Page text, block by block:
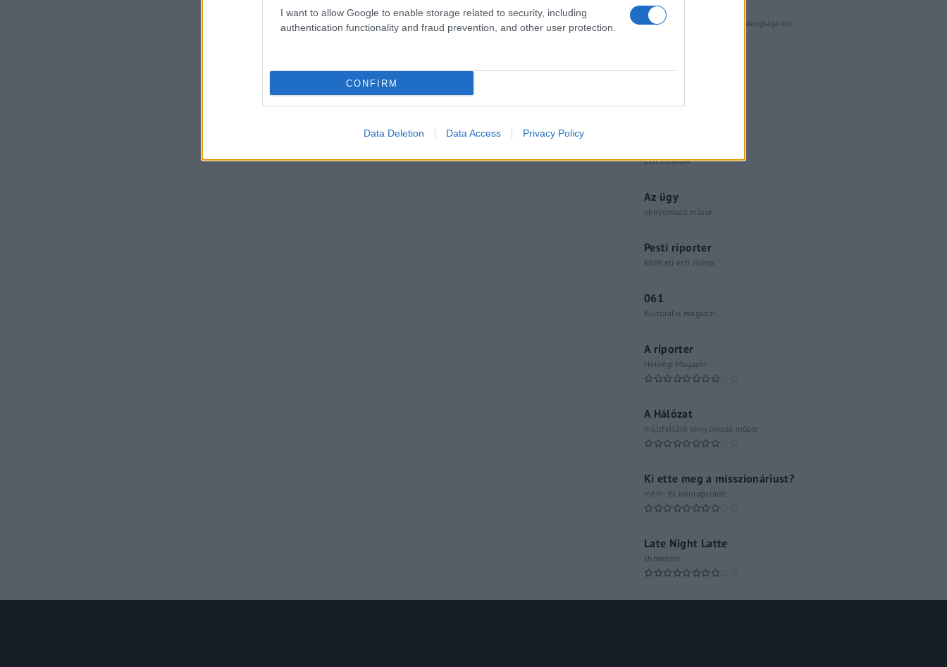
I want to allow Google to enable storage related to security, including
authentication functionality and fraud prevention, and other user protection.
CONFIRM
Data Deletion Data Access Privacy Policy
Számok és tények
elemző műsor a baloldal hazugságairól
talk-show
Hópelyhek olvadása
Esti hírshow
Az ügy
oknyomozó műsor
Pesti riporter
Közéleti esti műsor
061
Kulturális magazin
A riporter
Hétvégi Magazin
A Hálózat
múltfeltáró oknyomozó műsor
Ki ette meg a misszionáriust?
mém- és iróniaparádé
Late Night Latte
shoműsor